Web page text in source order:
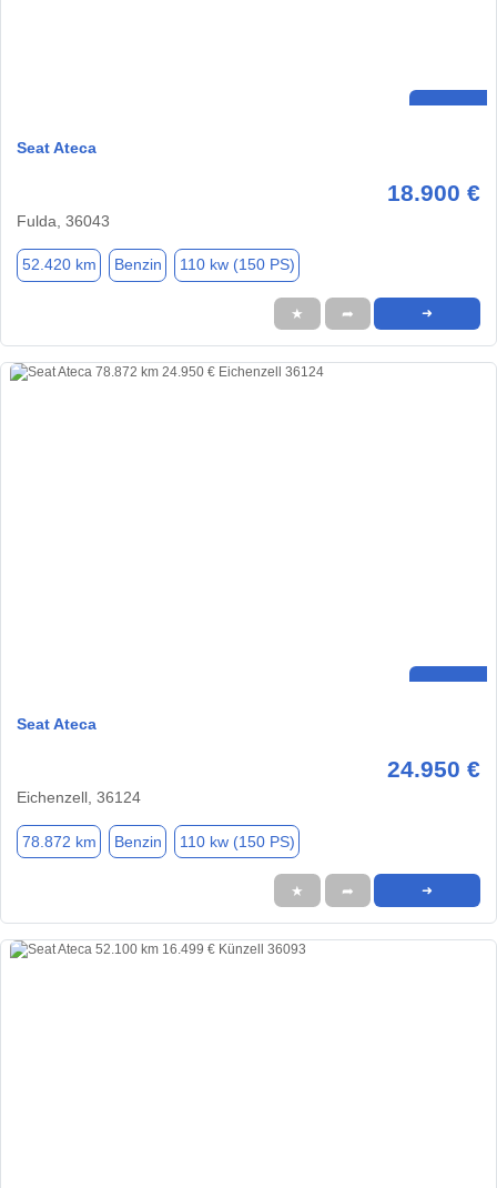
Seat Ateca
18.900 €
Fulda, 36043
52.420 km Benzin 110 kw (150 PS)
★ ➦ ➜
Seat Ateca
24.950 €
Eichenzell, 36124
78.872 km Benzin 110 kw (150 PS)
★ ➦ ➜